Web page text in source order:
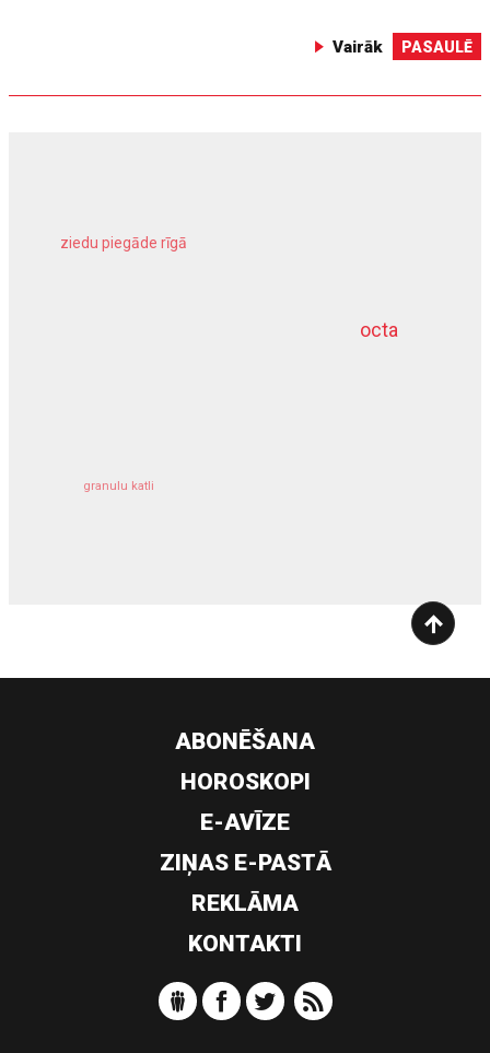
Vairāk PASAULĒ
octa
ziedu piegāde rīgā
granulu katli
dziļurbums
ABONĒŠANA
HOROSKOPI
E-AVĪZE
ZIŅAS E-PASTĀ
REKLĀMA
KONTAKTI